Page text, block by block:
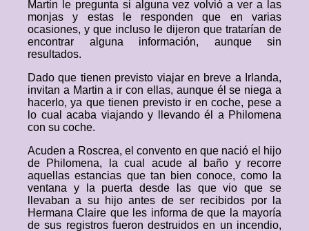
Martin le pregunta si alguna vez volvió a ver a las
monjas y estas le responden que en varias
ocasiones, y que incluso le dijeron que tratarían de
encontrar alguna información, aunque sin
resultados.
Dado que tienen previsto viajar en breve a Irlanda,
invitan a Martin a ir con ellas, aunque él se niega a
hacerlo, ya que tienen previsto ir en coche, pese a
lo cual acaba viajando y llevando él a Philomena
con su coche.
Acuden a Roscrea, el convento en que nació el hijo
de Philomena, la cual acude al baño y recorre
aquellas estancias que tan bien conoce, como la
ventana y la puerta desde las que vio que se
llevaban a su hijo antes de ser recibidos por la
Hermana Claire que les informa de que la mayoría
de sus registros fueron destruidos en un incendio,